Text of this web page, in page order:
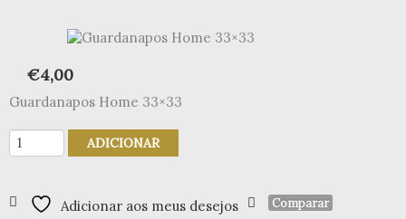
€4,00
Guardanapos Home 33×33
Quantidade
de
33x33
ADICIONAR
Adicionar aos meus desejos Comparar